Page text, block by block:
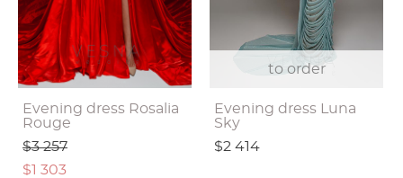
Evening dress Rosalia
Rouge
$3 257
$1 303
to order
Evening dress Luna
Sky
$2 414